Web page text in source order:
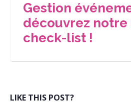
Gestion
découvrez
check-list !
LIKE THIS POST?